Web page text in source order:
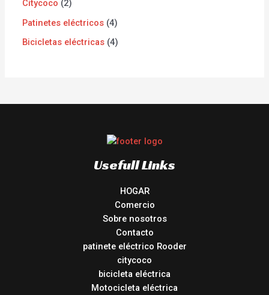
Citycoco 2
Patinetes eléctricos 4
Bicicletas eléctricas 4
Usefull Links
HOGAR
Comercio
Sobre nosotros
Contacto
patinete eléctrico Rooder
citycoco
bicicleta eléctrica
Motocicleta eléctrica